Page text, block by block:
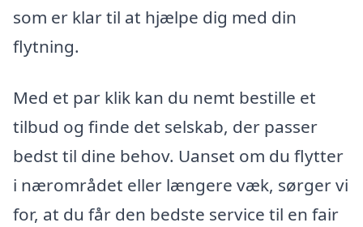
som er klar til at hjælpe dig med din
flytning.
Med et par klik kan du nemt bestille et
tilbud og finde det selskab, der passer
bedst til dine behov. Uanset om du flytter
i nærområdet eller længere væk, sørger vi
for, at du får den bedste service til en fair